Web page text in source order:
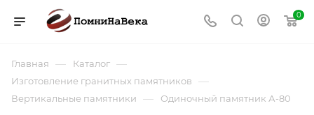
0
Главная — Каталог —
Изготовление гранитных памятников —
Вертикальные памятники — Одиночный памятник А-80